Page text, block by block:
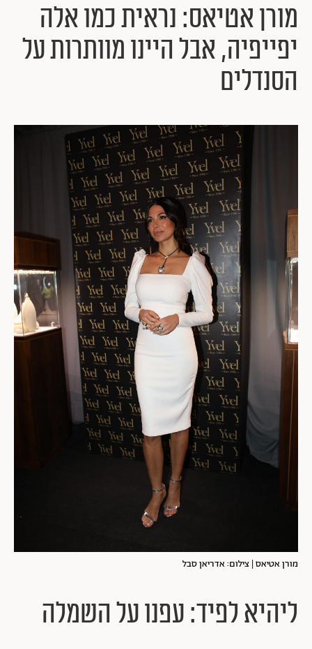
מורן אטיאס: נראית כמו אלה
יפייפיה, אבל היינו מוותרות על
הסנדלים
מורן אטיאס | צילום: אדריאן סבל
ליהיא לפיד: עפנו על השמלה